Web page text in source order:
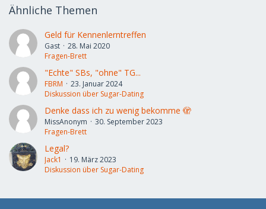
Ähnliche Themen
Geld für Kennenlerntreffen
Gast
28. Mai 2020
Fragen-Brett
"Echte" SBs, "ohne" TG...
FBRM
23. Januar 2024
Diskussion über Sugar-Dating
Denke dass ich zu wenig bekomme 🫣
MissAnonym
30. September 2023
Fragen-Brett
Legal?
Jack1
19. März 2023
Diskussion über Sugar-Dating